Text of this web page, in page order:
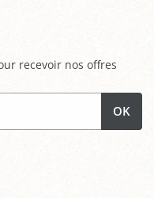
recevoir nos offres
OK